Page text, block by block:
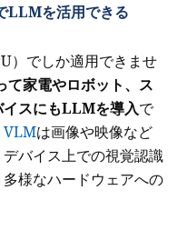
LLMを活用できる
）でしか適用できませ
家電やロボット、ス
イスにもLLMを導入で
VLMは画像や映像など
バイス上での視覚認識
様なハードウェアへの